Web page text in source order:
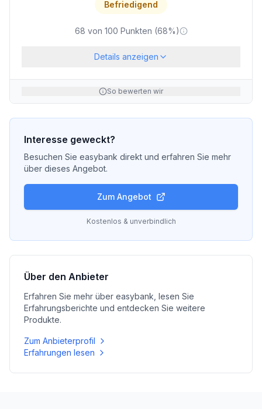
Befriedigend
68 von 100 Punkten (68%)
Details anzeigen
So bewerten wir
Interesse geweckt?
Besuchen Sie easybank direkt und erfahren Sie mehr
über dieses Angebot.
Zum Angebot
Kostenlos & unverbindlich
Über den Anbieter
Erfahren Sie mehr über easybank , lesen Sie
Erfahrungsberichte und entdecken Sie weitere
Produkte.
Zum Anbieterprofil
Erfahrungen lesen